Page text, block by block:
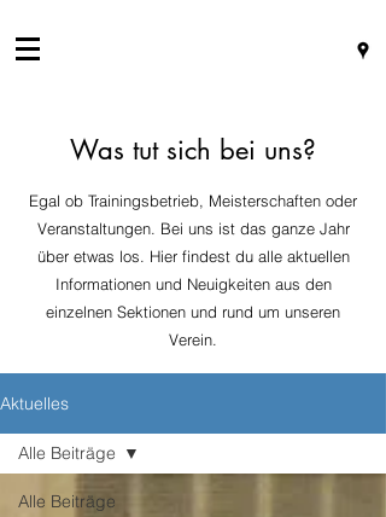
Was tut sich bei uns?
Egal ob Trainingsbetrieb, Meisterschaften oder
Veranstaltungen. Bei uns ist das ganze Jahr
über etwas los. Hier findest du alle aktuellen
Informationen und Neuigkeiten aus den
einzelnen Sektionen und rund um unseren
Verein.
Aktuelles
Alle Beiträge
Alle Beiträge